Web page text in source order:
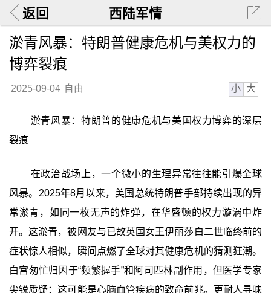
返回 西陆军情
淤青风暴：特朗普健康危机与美权力的
博弈裂痕
2025-09-04 自由 小 大
淤青风暴：特朗普的健康危机与美国权力博弈的深层
裂痕
在政治战场上，一个微小的生理异常往往能引爆全球
风暴。2025年8月以来，美国总统特朗普手部持续出现的异
常淤青，如同一枚无声的炸弹，在华盛顿的权力漩涡中炸
开。这淤青，被网友与已故英国女王伊丽莎白二世临终前的
症状惊人相似，瞬间点燃了全球对其健康危机的猜测狂潮。
白宫匆忙归因于“频繁握手”和阿司匹林副作用，但医学专家
尖锐质疑：这可能是心脑血管疾病的致命前兆。更耐人寻味